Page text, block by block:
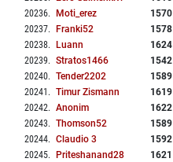
20236. Moti_erez 1570
20237. Franki52 1578
20238. Luann 1624
20239. Stratos1466 1542
20240. Tender2202 1589
20241 . Timur Zismann 1619
20242. Anonim 1622
20243. Thomson52 1589
20244. Claudio 3 1592
20245. Priteshanand28 1621